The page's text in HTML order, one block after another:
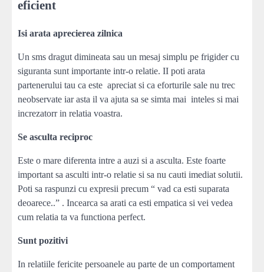
eficient
Isi arata aprecierea zilnica
Un sms dragut dimineata sau un mesaj simplu pe frigider cu
siguranta sunt importante intr-o relatie. II poti arata
partenerului tau ca este apreciat si ca eforturile sale nu trec
neobservate iar asta il va ajuta sa se simta mai inteles si mai
increzatorr in relatia voastra.
Se asculta reciproc
Este o mare diferenta intre a auzi si a asculta. Este foarte
important sa asculti intr-o relatie si sa nu cauti imediat solutii.
Poti sa raspunzi cu expresii precum “ vad ca esti suparata
deoarece..” . Incearca sa arati ca esti empatica si vei vedea
cum relatia ta va functiona perfect.
Sunt pozitivi
In relatiile fericite persoanele au parte de un comportament